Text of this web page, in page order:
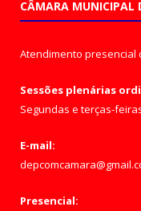
CÂMARA MUNICIPAL
Atendimento presencial
Sessões plenárias
Segundas e terças-
E-mail:
Presencial: